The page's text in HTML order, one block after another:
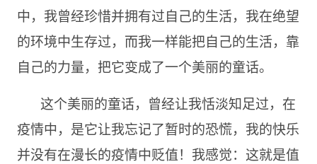
中，我曾经珍惜并拥有过自己的生活，我在绝望
的环境中生存过，而我一样能把自己的生活，靠
自己的力量，把它变成了一个美丽的童话。
这个美丽的童话，曾经让我恬淡知足过，在
疫情中，是它让我忘记了暂时的恐慌，我的快乐
并没有在漫长的疫情中贬值！我感觉：这就是值